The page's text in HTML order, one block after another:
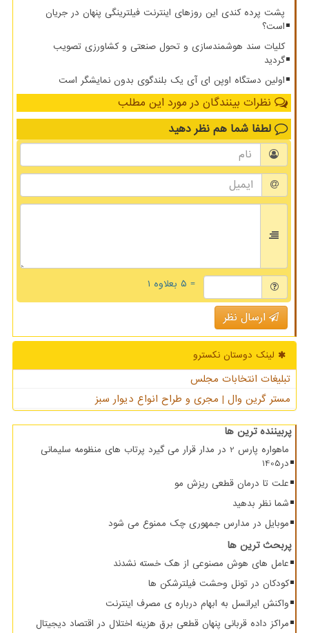
پشت پرده کندی این روزهای اینترنت فیلترینگی پنهان در جریان
است؟
کلیات سند هوشمندسازی و تحول صنعتی و کشاورزی تصویب
گردید
اولین دستگاه اوپن ای آی یک بلندگوی بدون نمایشگر است
نظرات بینندگان در مورد این مطلب
لطفا شما هم نظر دهید
= ۵ بعلاوه ۱
ارسال نظر
لینک دوستان نكسترو
تبلیغات انتخابات مجلس
مستر گرین وال | مجری و طراح انواع دیوار سبز
پربیننده ترین ها
ماهواره پارس 2 در مدار قرار می گیرد پرتاب های منظومه سلیمانی
در1405
علت تا درمان قطعی ریزش مو
شما نظر بدهید
موبایل در مدارس جمهوری چک ممنوع می شود
پربحث ترین ها
عامل های هوش مصنوعی از هک خسته نشدند
کودکان در تونل وحشت فیلترشکن ها
واکنش ایرانسل به ابهام درباره ی مصرف اینترنت
مراکز داده قربانی پنهان قطعی برق هزینه اختلال در اقتصاد دیجیتال